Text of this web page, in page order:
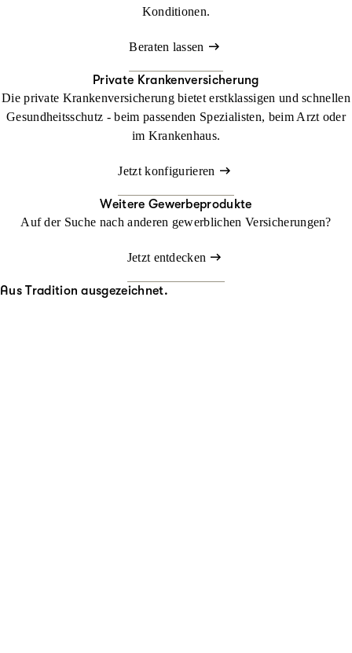
Konditionen.
Beraten lassen
Private Krankenversicherung
Die private Krankenversicherung bietet erstklassigen und schnellen
Gesundheitsschutz - beim passenden Spezialisten, beim Arzt oder
im Krankenhaus.
Jetzt konfigurieren
Weitere Gewerbeprodukte
Auf der Suche nach anderen gewerblichen Versicherungen?
Jetzt entdecken
Aus Tradition ausgezeichnet.